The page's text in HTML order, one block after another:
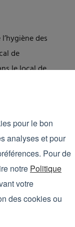
pour le bon
analyses et pour
Pour de
notre Politique
votre
des cookies ou
des
de
le local de
garantie.